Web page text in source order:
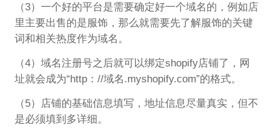
（3）一个好的平台是需要确定好一个域名的，例如店
里主要出售的是服饰，那么就需要先了解服饰的关键
词和相关热度作为域名。
（4）域名注册号之后就可以绑定shopify店铺了，网
址就会成为“http：//域名.myshopify.com”的格式。
（5）店铺的基础信息填写，地址信息尽量真实，但不
是必须填到多详细。